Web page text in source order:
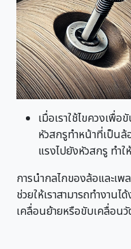
เมื่อเราใช้ไขควงเพื่
หัวสกรูทำหน้าที่เป็นล้
แรงไปยังหัวสกรู ทำ
การนำกลไกของล้อและเ
ช่วยให้เราสามารถทำงาน
เคลื่อนย้ายหรือขับเคลื่อน